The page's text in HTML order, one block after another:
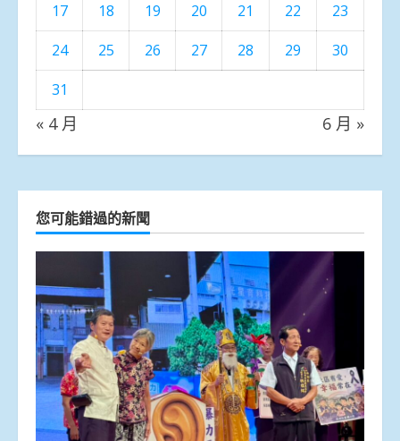
17 18 19 20 21 22
23
24
25 26 27 28 29
30
31
« 4 月 6 月 »
您可能錯過的新聞